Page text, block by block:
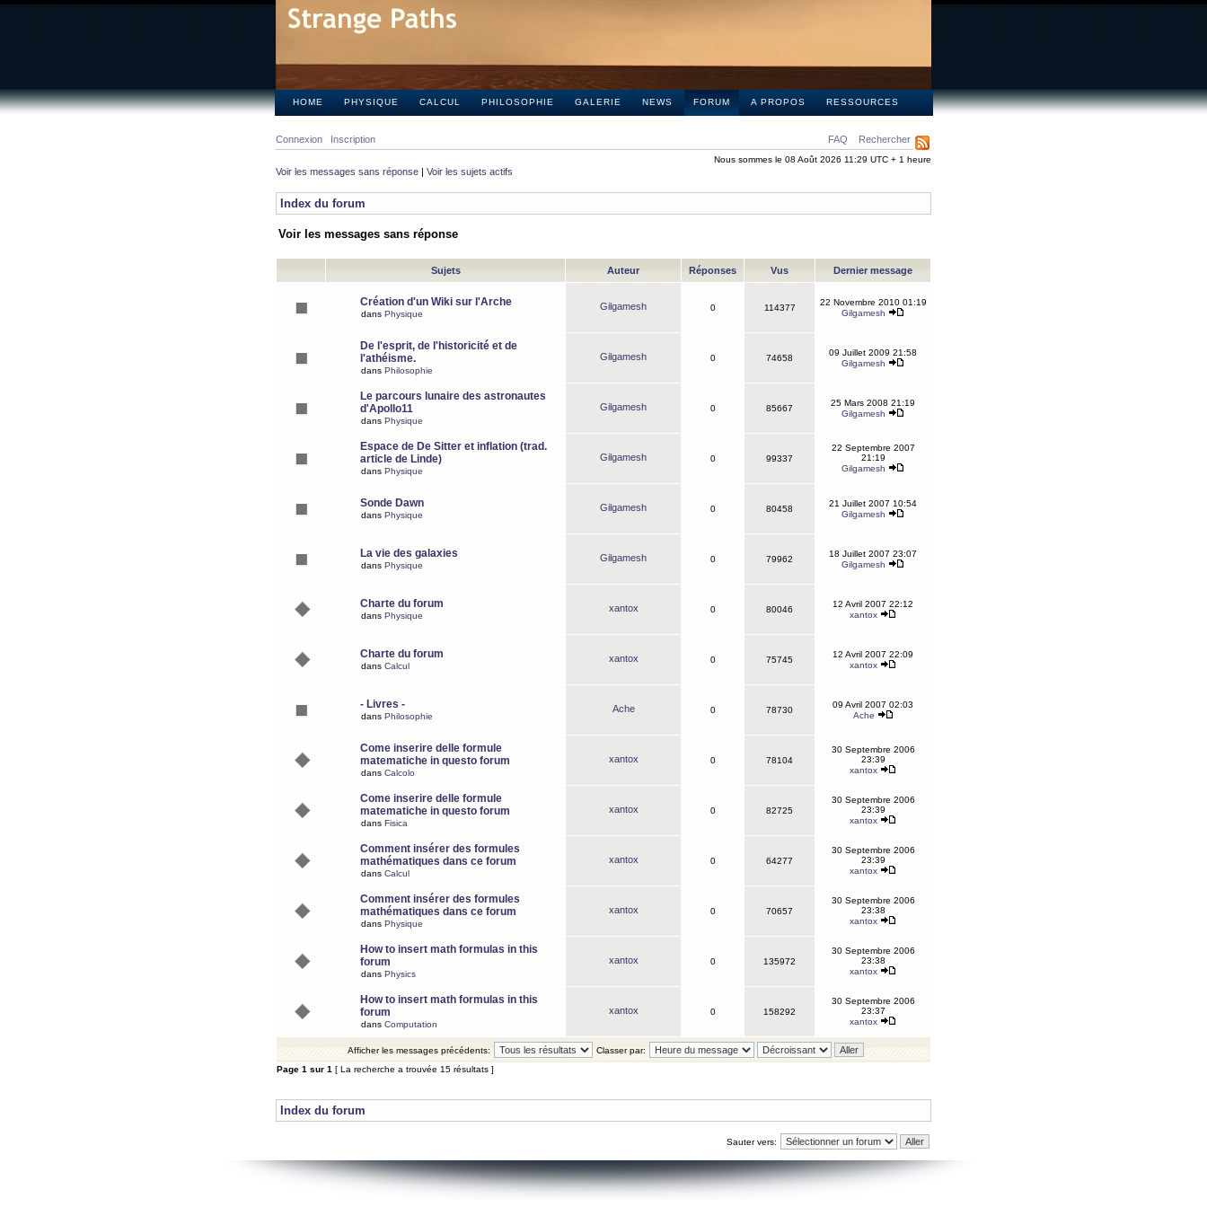
HOME PHYSIQUE CALCUL PHILOSOPHIE GALERIE NEWS FORUM A PROPOS RESSOURCES
FAQ Rechercher
Connexion Inscription
Nous sommes le 08 Août 2026 11:29 UTC + 1 heure
Voir les messages sans réponse | Voir les sujets actifs
Index du forum
Voir les messages sans réponse
Sujets Auteur Réponses Vus Dernier message
Création d'un Wiki sur l'Arche
dans Physique
Gilgamesh 0 114377
22 Novembre 2010 01:19
Gilgamesh
De l'esprit, de l'historicité et de
l'athéisme.
dans Philosophie
Gilgamesh 0 74658
09 Juillet 2009 21:58
Gilgamesh
Le parcours lunaire des astronautes
d'Apollo11
dans Physique
Gilgamesh 0 85667
25 Mars 2008 21:19
Gilgamesh
Espace de De Sitter et inflation (trad.
article de Linde)
dans Physique
Gilgamesh 0 99337
22 Septembre 2007
21:19
Gilgamesh
Sonde Dawn
dans Physique
Gilgamesh 0 80458
21 Juillet 2007 10:54
Gilgamesh
La vie des galaxies
dans Physique
Gilgamesh 0 79962
18 Juillet 2007 23:07
Gilgamesh
Charte du forum
dans Physique
xantox 0 80046
12 Avril 2007 22:12
xantox
Charte du forum
dans Calcul
xantox 0 75745
12 Avril 2007 22:09
xantox
- Livres -
dans Philosophie
Ache 0 78730
09 Avril 2007 02:03
Ache
Come inserire delle formule
matematiche in questo forum
dans Calcolo
xantox 0 78104
30 Septembre 2006
23:39
xantox
Come inserire delle formule
matematiche in questo forum
dans Fisica
xantox 0 82725
30 Septembre 2006
23:39
xantox
Comment insérer des formules
mathématiques dans ce forum
dans Calcul
xantox 0 64277
30 Septembre 2006
23:39
xantox
Comment insérer des formules
mathématiques dans ce forum
dans Physique
xantox 0 70657
30 Septembre 2006
23:38
xantox
How to insert math formulas in this
forum
dans Physics
xantox 0 135972
30 Septembre 2006
23:38
xantox
How to insert math formulas in this
forum
dans Computation
xantox 0 158292
30 Septembre 2006
23:37
xantox
Afficher les messages précédents:
Classer par:
Page 1 sur 1 [ La recherche a trouvée 15 résultats ]
Index du forum
Sauter vers: